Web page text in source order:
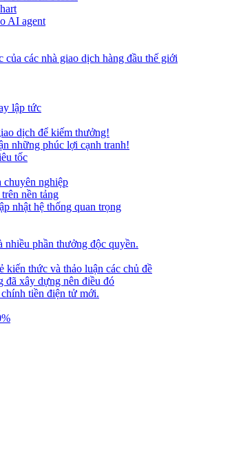
AI agent
của các nhà giao dịch hàng đầu thế giới
lập tức
dịch để kiếm thưởng!
những phúc lợi cạnh tranh!
tốc
chuyên nghiệp
nền tảng
nhật hệ thống quan trọng
phần thưởng độc quyền.
thức và thảo luận các chủ đề
đã xây dựng nên điều đó
tiền điện tử mới.